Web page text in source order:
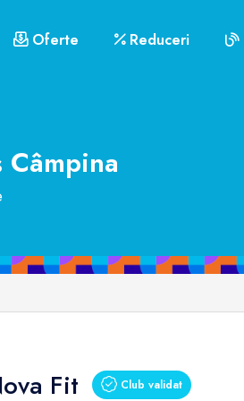
Oferte Reduceri
Câmpina
Fit Club validat